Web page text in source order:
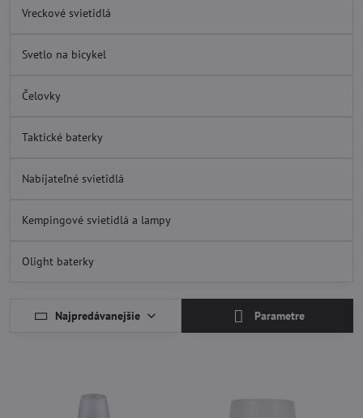
Vreckové svietidlá
Svetlo na bicykel
Čelovky
Taktické baterky
Nabíjateľné svietidlá
Kempingové svietidlá a lampy
Olight baterky
Najpredávanejšie Parametre